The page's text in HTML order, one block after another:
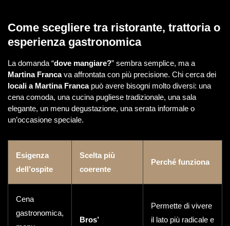
Come scegliere tra ristorante, trattoria o
esperienza gastronomica
La domanda “dove mangiare?” sembra semplice, ma a
Martina Francava affrontata con più precisione. Chi cerca dei
locali a Martina Francapuò avere bisogni molto diversi: una
cena comoda, una cucina pugliese tradizionale, una sala
elegante, un menu degustazione, una serata informale o
un’occasione speciale.
Esigenza
dell’ospite
Scelta più
coerente
Perché funziona
Cena
gastronomica,
Bros’
Permette di vivere
il lato più radicale e